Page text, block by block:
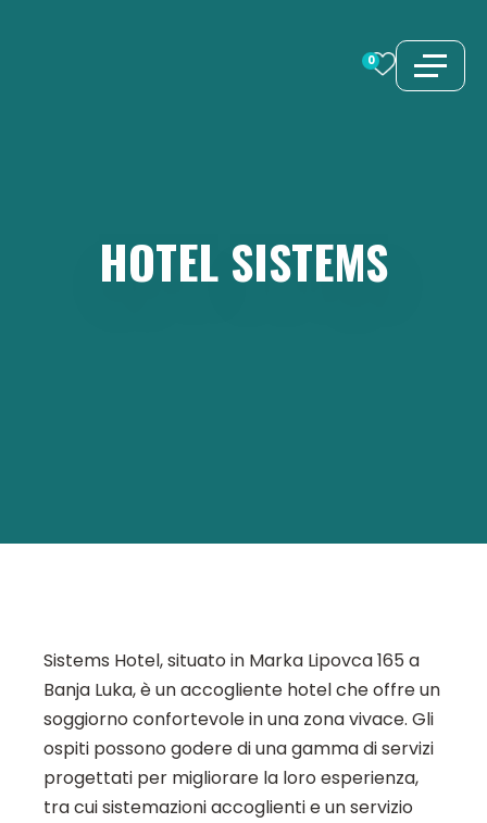
0
HOTEL SISTEMS
Sistems Hotel, situato in Marka Lipovca 165 a
Banja Luka, è un accogliente hotel che offre un
soggiorno confortevole in una zona vivace. Gli
ospiti possono godere di una gamma di servizi
progettati per migliorare la loro esperienza,
tra cui sistemazioni accoglienti e un servizio